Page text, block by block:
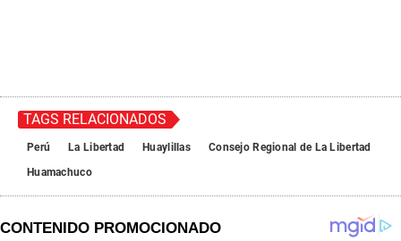
TAGS RELACIONADOS
Perú La Libertad Huaylillas
Consejo Regional de La Libertad
Huamachuco